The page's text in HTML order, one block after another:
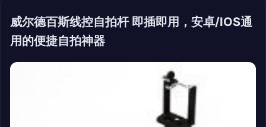
威尔德百斯线控自拍杆 即插即用，安卓/IOS通
用的便捷自拍神器